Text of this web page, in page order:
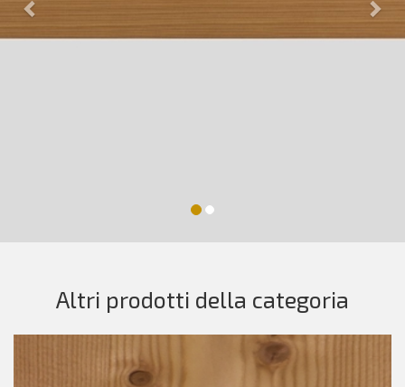
Altri prodotti della categoria